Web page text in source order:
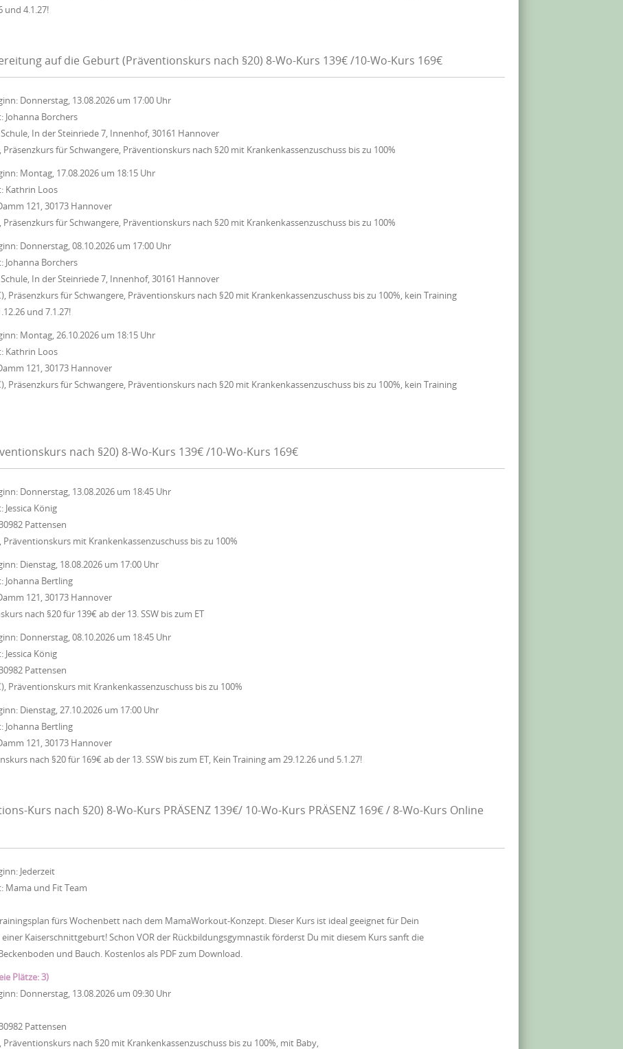
und 4.1.27!
auf die Geburt (Präventionskurs nach §20) 8-Wo-Kurs 139€ /10-Wo-Kurs 169€
Donnerstag, 13.08.2026 um 17:00 Uhr
Johanna Borchers
In der Steinriede 7, Innenhof, 30161 Hannover
Präsenzkurs für Schwangere, Präventionskurs nach §20 mit Krankenkassenzuschuss bis zu 100%
Montag, 17.08.2026 um 18:15 Uhr
Kathrin Loos
121, 30173 Hannover
Präsenzkurs für Schwangere, Präventionskurs nach §20 mit Krankenkassenzuschuss bis zu 100%
Donnerstag, 08.10.2026 um 17:00 Uhr
Johanna Borchers
In der Steinriede 7, Innenhof, 30161 Hannover
Präsenzkurs für Schwangere, Präventionskurs nach §20 mit Krankenkassenzuschuss bis zu 100%, kein Training
und 7.1.27!
Montag, 26.10.2026 um 18:15 Uhr
Kathrin Loos
121, 30173 Hannover
Präsenzkurs für Schwangere, Präventionskurs nach §20 mit Krankenkassenzuschuss bis zu 100%, kein Training
nach §20) 8-Wo-Kurs 139€ /10-Wo-Kurs 169€
Donnerstag, 13.08.2026 um 18:45 Uhr
Jessica König
Pattensen
Präventionskurs mit Krankenkassenzuschuss bis zu 100%
Dienstag, 18.08.2026 um 17:00 Uhr
Johanna Bertling
121, 30173 Hannover
nach §20 für 139€ ab der 13. SSW bis zum ET
Donnerstag, 08.10.2026 um 18:45 Uhr
Jessica König
Pattensen
Präventionskurs mit Krankenkassenzuschuss bis zu 100%
Dienstag, 27.10.2026 um 17:00 Uhr
Johanna Bertling
121, 30173 Hannover
nach §20 für 169€ ab der 13. SSW bis zum ET, Kein Training am 29.12.26 und 5.1.27!
Kurs nach §20) 8-Wo-Kurs PRÄSENZ 139€/ 10-Wo-Kurs PRÄSENZ 169€ / 8-Wo-Kurs Online
Jederzeit
Mama und Fit Team
fürs Wochenbett nach dem MamaWorkout-Konzept. Dieser Kurs ist ideal geeignet für Dein
Kaiserschnittgeburt! Schon VOR der Rückbildungsgymnastik förderst Du mit diesem Kurs sanft die
und Bauch. Kostenlos als PDF zum Download.
Plätze: 3)
Donnerstag, 13.08.2026 um 09:30 Uhr
Pattensen
Präventionskurs nach §20 mit Krankenkassenzuschuss bis zu 100%, mit Baby,